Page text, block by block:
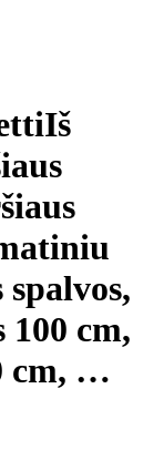
Iš
cm,
cm, …